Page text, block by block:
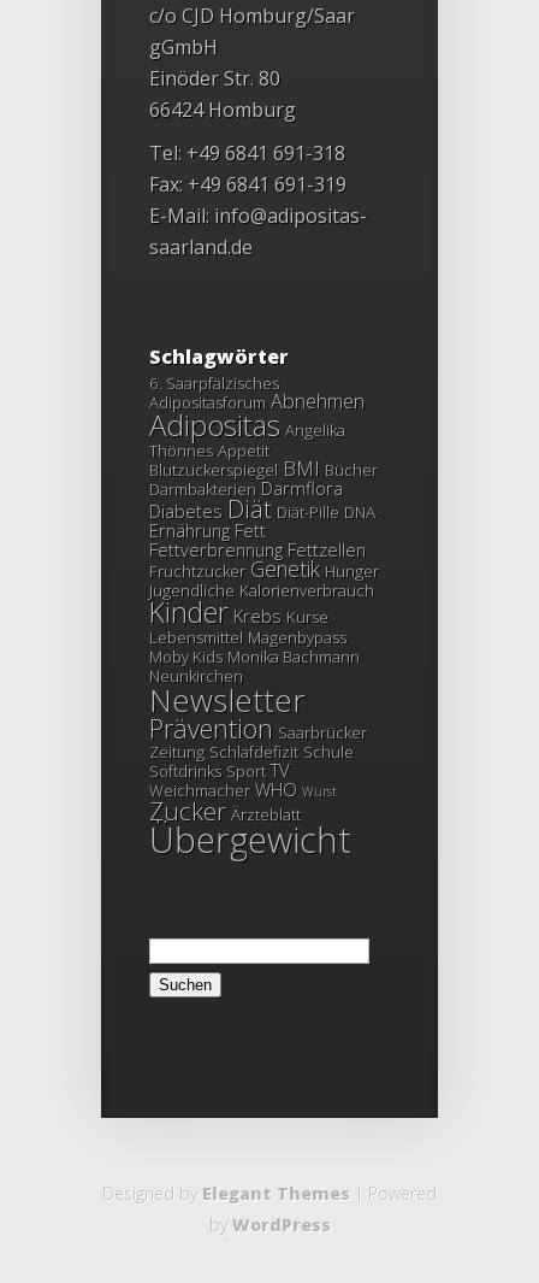
c/o CJD Homburg/Saar
gGmbH
Einöder Str. 80
66424 Homburg
Tel: +49 6841 691-318
Fax: +49 6841 691-319
E-Mail: info@adipositas-
saarland.de
Schlagwörter
6. Saarpfälzisches
Adipositasforum Abnehmen
Adipositas Angelika
Thönnes Appetit
Blutzuckerspiegel BMI Bücher
Darmbakterien Darmflora
Diabetes Diät Diät-Pille DNA
Ernährung Fett
Fettverbrennung Fettzellen
Fruchtzucker Genetik Hunger
Jugendliche Kalorienverbrauch
Kinder Krebs Kurse
Lebensmittel Magenbypass
Moby Kids Monika Bachmann
Neunkirchen
Newsletter
Prävention Saarbrücker
Zeitung Schlafdefizit Schule
Softdrinks Sport TV
Weichmacher WHO Wurst
Zucker Ärzteblatt
Übergewicht
Suchen
nach:
Designed by Elegant Themes | Powered
byWordPress